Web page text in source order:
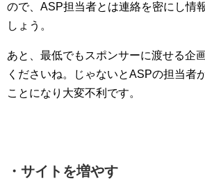
ので、ASP担当者とは連絡を密にし情
しょう。
あと、最低でもスポンサーに渡せる企
くださいね。じゃないとASPの担当者
ことになり大変不利です。
・サイトを増やす